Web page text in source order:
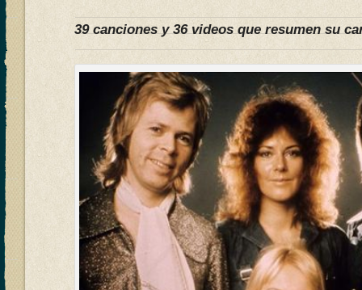
39 canciones y 36 videos que resumen su